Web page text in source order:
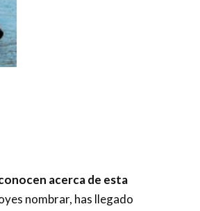
acerca de esta
nombrar, has llegado